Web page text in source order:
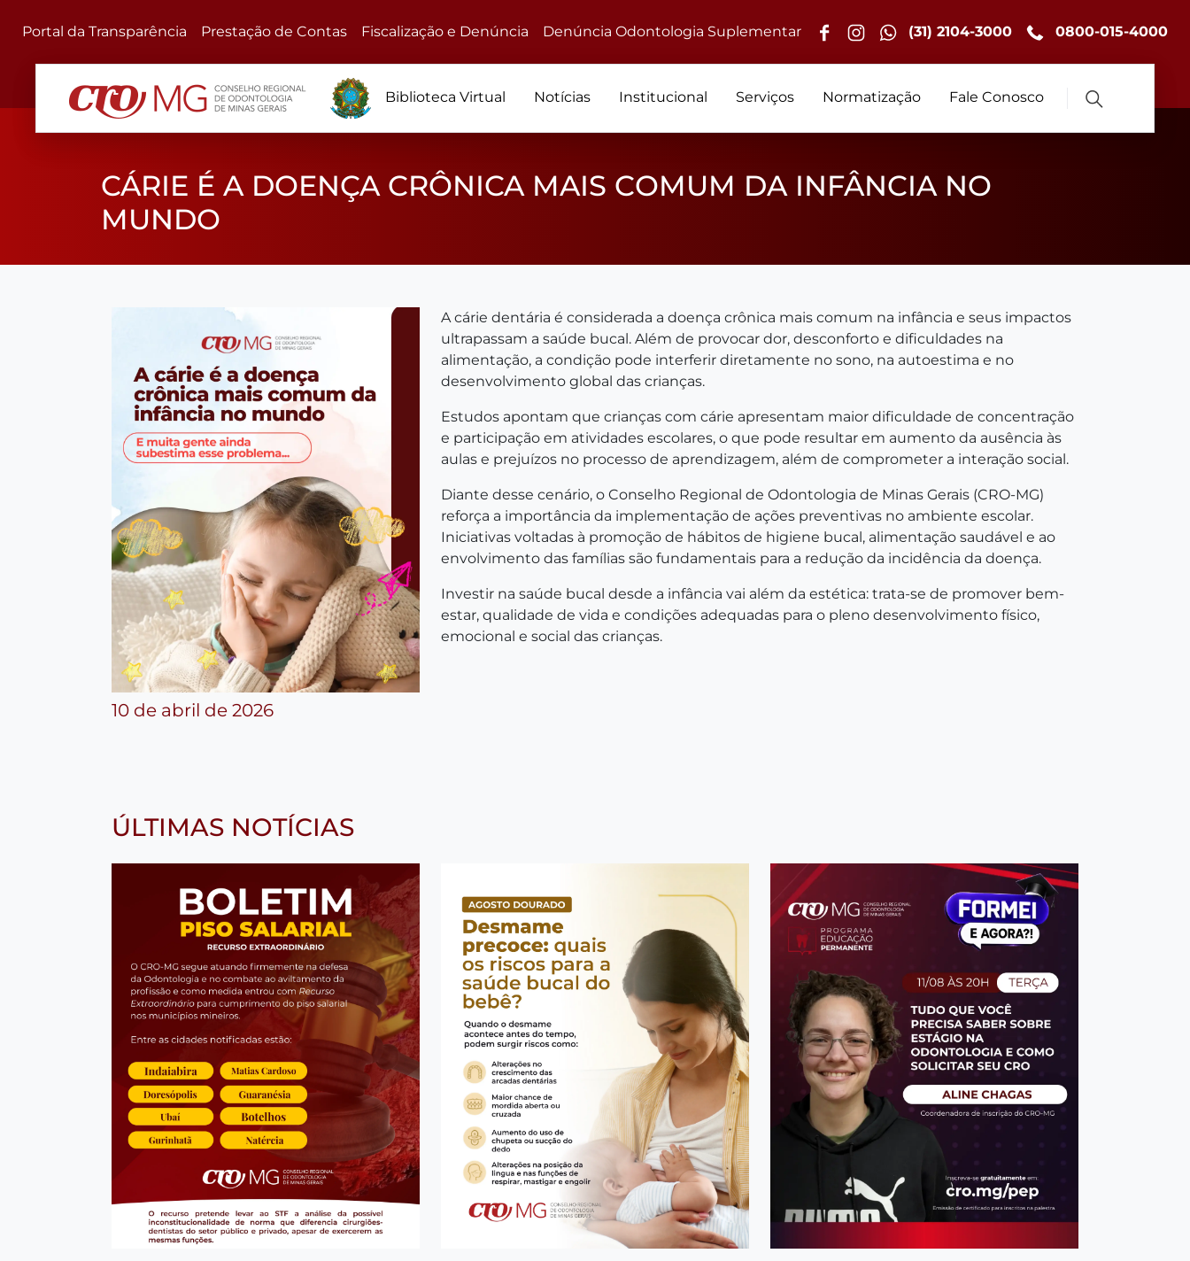
Portal da Transparência Prestação de Contas Fiscalização e Denúncia Denúncia Odontologia Suplementar (31) 2104-3000 0800-015-4000
Biblioteca Virtual Notícias Institucional Serviços Normatização Fale Conosco
CÁRIE É A DOENÇA CRÔNICA MAIS COMUM DA INFÂNCIA NO
MUNDO
10 de abril de 2026
A cárie dentária é considerada a doença crônica mais comum na infância e seus impactos
ultrapassam a saúde bucal. Além de provocar dor, desconforto e dificuldades na
alimentação, a condição pode interferir diretamente no sono, na autoestima e no
desenvolvimento global das crianças.
Estudos apontam que crianças com cárie apresentam maior dificuldade de concentração
e participação em atividades escolares, o que pode resultar em aumento da ausência às
aulas e prejuízos no processo de aprendizagem, além de comprometer a interação social.
Diante desse cenário, o Conselho Regional de Odontologia de Minas Gerais (CRO-MG)
reforça a importância da implementação de ações preventivas no ambiente escolar.
Iniciativas voltadas à promoção de hábitos de higiene bucal, alimentação saudável e ao
envolvimento das famílias são fundamentais para a redução da incidência da doença.
Investir na saúde bucal desde a infância vai além da estética: trata-se de promover bem-
estar, qualidade de vida e condições adequadas para o pleno desenvolvimento físico,
emocional e social das crianças.
ÚLTIMAS NOTÍCIAS